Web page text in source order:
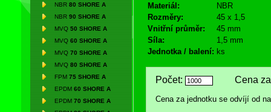
NBR 80 SHORE A
NBR 90 SHORE A
MVQ 50 SHORE A
MVQ 60 SHORE A
MVQ 70 SHORE A
MVQ 80 SHORE A
FPM 75 SHORE A
EPDM 60 SHORE A
EPDM 70 SHORE A
Materiál:
NBR
Rozměry:
45 x 1,5
Vnitřní průměr:
45 mm
Síla:
1,5 mm
Jednotka / balení: ks
Počet: Cena za
Cena za jednotku se odvíjí od